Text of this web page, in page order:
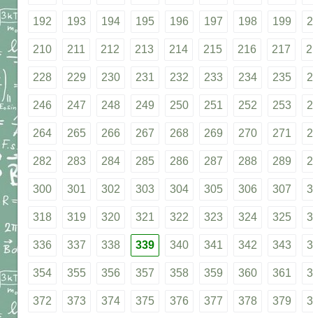
192 193 194 195 196 197 198 199
210 211 212 213 214 215 216 217
228 229 230 231 232 233 234 235
246 247 248 249 250 251 252 253
264 265 266 267 268 269 270 271
282 283 284 285 286 287 288 289
300 301 302 303 304 305 306 307
318 319 320 321 322 323 324 325
336 337 338 339 340 341 342 343
354 355 356 357 358 359 360 361
372 373 374 375 376 377 378 379